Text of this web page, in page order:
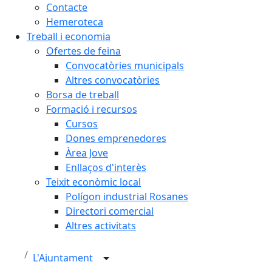
Contacte
Hemeroteca
Treball i economia
Ofertes de feina
Convocatòries municipals
Altres convocatòries
Borsa de treball
Formació i recursos
Cursos
Dones emprenedores
Àrea Jove
Enllaços d'interès
Teixit econòmic local
Polígon industrial Rosanes
Directori comercial
Altres activitats
L'Ajuntament